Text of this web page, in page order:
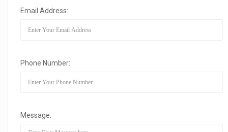
Email Address:
Phone Number:
Message: